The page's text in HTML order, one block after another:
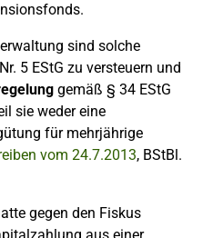
sind solche
5 EStG zu versteuern und
gemäß § 34 EStG
sie weder eine
für mehrjährige
vom 24.7.2013, BStBl.
gegen den Fiskus